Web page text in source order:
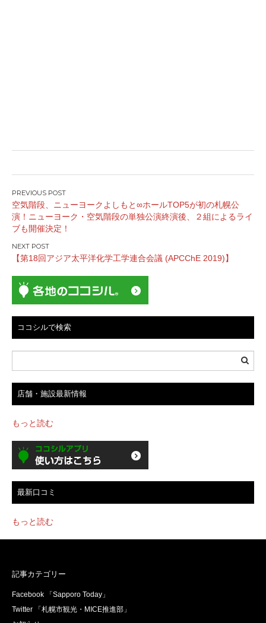
投
稿
ナ
ビ
ゲ
シ
ョ
ン
空気階段、ニューヨークよしもと∞ホールTOP5が初の札幌公
演！ニューヨーク・空気階段の単独公演終演後、２組によるライ
ブも開催決定！
【第18回アジア太平洋化学工学連合会議 (APCChE 2019)】
ココシルで検索
店舗・施設最新情報
もっと読む
最新口コミ
もっと読む
記事カテゴリー
Facebook 「Sapporo Today」
Twitter 「札幌市観光・MICE推進部」